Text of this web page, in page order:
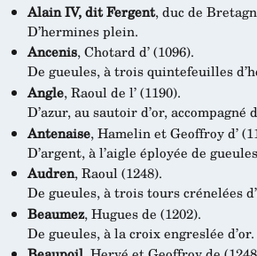
Alain IV, dit Fergent, duc de
D’hermines plein.
Ancenis, Chotard d’ (1096).
De gueules, à trois quintefeuilles
Angle, Raoul de l’ (1190).
D’azur, au sautoir d’or,
Antenaise, Hamelin et Geoffroy d’
D’argent, à l’aigle éployée de
Audren, Raoul (1248).
De gueules, à trois tours crénelées
Beaumez, Hugues de (1202).
De gueules, à la croix engreslée d’or.